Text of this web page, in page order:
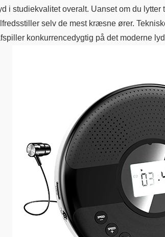
i studiekvalitet overalt. Uanset om du
selv de mest kræsne ører.
konkurrencedygtig på det moderne